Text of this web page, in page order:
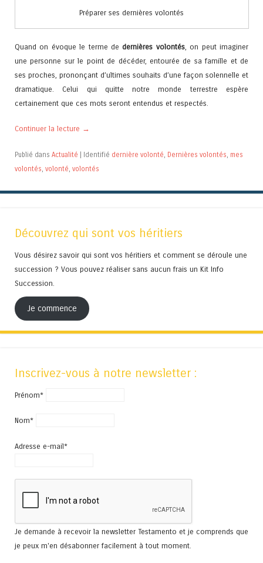
Préparer ses dernières volontés
Quand on évoque le terme dedernières volontés, on peut imaginer
une personne sur le point de décéder, entourée de sa famille et de
ses proches, prononçant d’ultimes souhaits d’une façon solennelle et
dramatique. Celui qui quitte notre monde terrestre espère
certainement que ces mots seront entendus et respectés.
Continuer la lecture →
Publié dans Actualité | Identifié dernière volonté Dernières volontés mes
volontés volonté volontés
Découvrez qui sont vos héritiers
Vous désirez savoir qui sont vos héritiers et comment se déroule une
succession ? Vous pouvez réaliser sans aucun frais un Kit Info
Succession.
Je commence
Inscrivez-vous à notre newsletter :
Prénom*
Nom*
Adresse e-mail*
Je demande à recevoir la newsletter Testamento et je comprends que
je peux m'en désabonner facilement à tout moment.